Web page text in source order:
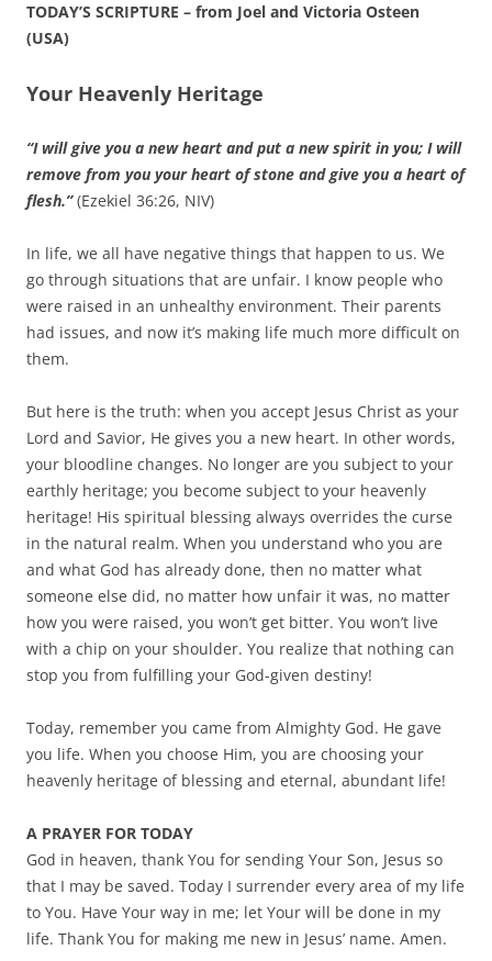
TODAY’S SCRIPTURE – from Joel and Victoria Osteen
(USA)
Your Heavenly Heritage
“I will give you a new heart and put a new spirit in you; I will
remove from you your heart of stone and give you a heart of
flesh.”(Ezekiel 36:26, NIV)
In life, we all have negative things that happen to us. We
go through situations that are unfair. I know people who
were raised in an unhealthy environment. Their parents
had issues, and now it’s making life much more difficult on
them.
But here is the truth: when you accept Jesus Christ as your
Lord and Savior, He gives you a new heart. In other words,
your bloodline changes. No longer are you subject to your
earthly heritage; you become subject to your heavenly
heritage! His spiritual blessing always overrides the curse
in the natural realm. When you understand who you are
and what God has already done, then no matter what
someone else did, no matter how unfair it was, no matter
how you were raised, you won’t get bitter. You won’t live
with a chip on your shoulder. You realize that nothing can
stop you from fulfilling your God-given destiny!
Today, remember you came from Almighty God. He gave
you life. When you choose Him, you are choosing your
heavenly heritage of blessing and eternal, abundant life!
A PRAYER FOR TODAY
God in heaven, thank You for sending Your Son, Jesus so
that I may be saved. Today I surrender every area of my life
to You. Have Your way in me; let Your will be done in my
life. Thank You for making me new in Jesus’ name. Amen.